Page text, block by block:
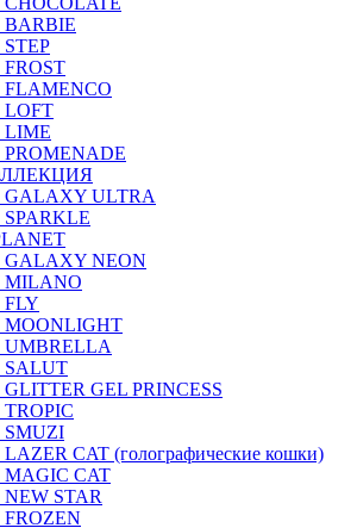
ULTRA
NEON
GEL PRINCESS
CAT (голографические кошки)
CAT
STAR